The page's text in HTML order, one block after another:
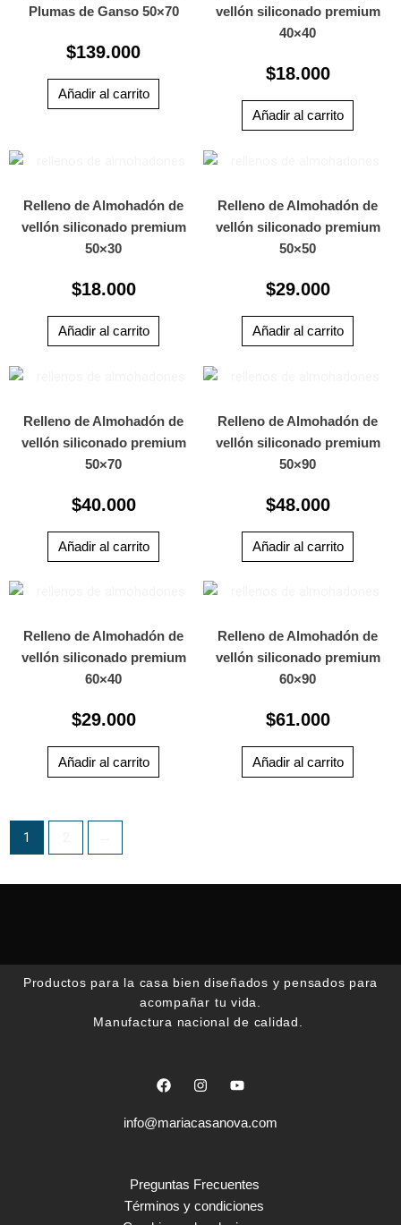
Plumas de Ganso 50×70
$139.000
Añadir al carrito
vellón siliconado premium
40×40
$18.000
Añadir al carrito
Relleno de Almohadón de
vellón siliconado premium
50×30
$18.000
Añadir al carrito
Relleno de Almohadón de
vellón siliconado premium
50×50
$29.000
Añadir al carrito
Relleno de Almohadón de
vellón siliconado premium
50×70
$40.000
Añadir al carrito
Relleno de Almohadón de
vellón siliconado premium
50×90
$48.000
Añadir al carrito
Relleno de Almohadón de
vellón siliconado premium
60×40
$29.000
Añadir al carrito
Relleno de Almohadón de
vellón siliconado premium
60×90
$61.000
Añadir al carrito
1
Productos para la casa bien diseñados y pensados para
acompañar tu vida.
Manufactura nacional de calidad.
F
a
e
I
n
t
a
m
Y
o
t
info@mariacasanova.com
Preguntas Frecuentes
Términos y condiciones